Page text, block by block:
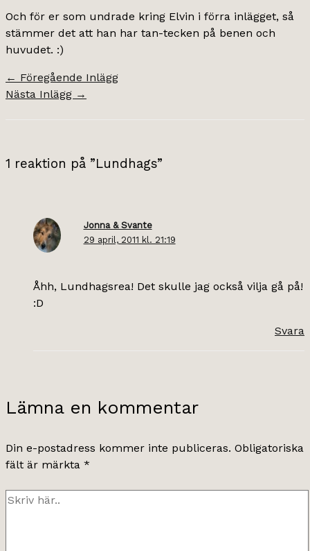
Och för er som undrade kring Elvin i förra inlägget, så
stämmer det att han har tan-tecken på benen och
huvudet. :)
← Föregående Inlägg
Nästa Inlägg →
1 reaktion på ”Lundhags”
Jonna & Svante
29 april, 2011 kl. 21:19
Åhh, Lundhagsrea! Det skulle jag också vilja gå på!
:D
Svara
Lämna en kommentar
Din e-postadress kommer inte publiceras. Obligatoriska
fält är märkta *
Skriv